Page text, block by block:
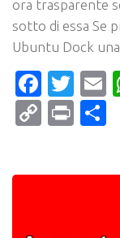
ora trasparente
sotto di essa Se
Ubuntu Dock
CopyPrint